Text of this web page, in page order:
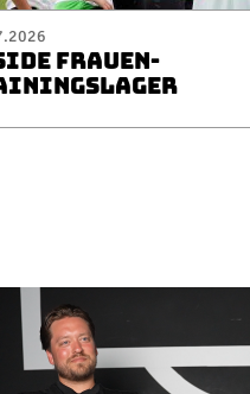
FRAUEN-